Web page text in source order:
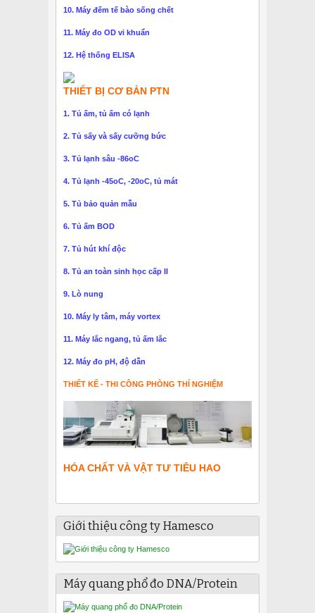
10. Máy đếm tế bào sống chết
11. Máy đo OD vi khuẩn
12. Hệ thống ELISA
THIẾT BỊ CƠ BẢN PTN
1. Tủ ấm, tủ ấm có lạnh
2. Tủ sấy và sấy cưỡng bức
3. Tủ lạnh sâu -86oC
4. Tủ lạnh -45oC, -20oC, tủ mát
5. Tủ bảo quản mẫu
6. Tủ ấm BOD
7. Tủ hút khí độc
8. Tủ an toàn sinh học cấp II
9. Lò nung
10. Máy ly tâm, máy vortex
11. Máy lắc ngang, tủ ấm lắc
12. Máy đo pH, độ dẫn
THIẾT KẾ - THI CÔNG PHÒNG THÍ NGHIỆM
HÓA CHẤT VÀ VẬT TƯ TIÊU HAO
Giới thiệu công ty Hamesco
Máy quang phổ đo DNA/Protein